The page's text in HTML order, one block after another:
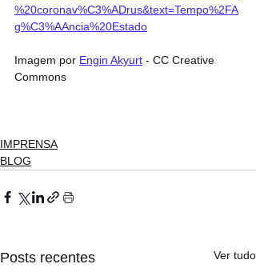
%20coronav%C3%ADrus&text=Tempo%2FA
g%C3%AAncia%20Estado
Imagem por Engin Akyurt - CC Creative
Commons
IMPRENSA
BLOG
Posts recentes Ver tudo